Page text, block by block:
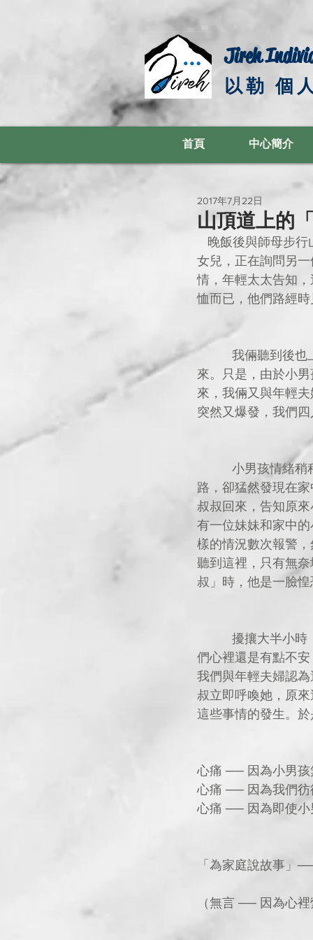
Jireh
以勒 個
首頁 中心簡介
山頂道上的
2017年7月22日
女兒，正在詢問另
情，年輕太太告知
恤而已，他們路經
來。只是，由於小
來，我倆又與年輕
突然又爆發，我們
路，卻猛然發現在
叔叔回來，告知原
有一位妹妹和家中
樣的情況數次報警
聽到這裡，只有無
叔」時，他是一臉
們心裡還是有點不
我們與年輕夫婦認
叔立即呼喚她，原
這些事情的發生。
心痛 ── 因為小男孩
心痛 ── 因為我們彷
心痛 ── 因為即使小
「為家庭說故事」
（無言 ── 因為心